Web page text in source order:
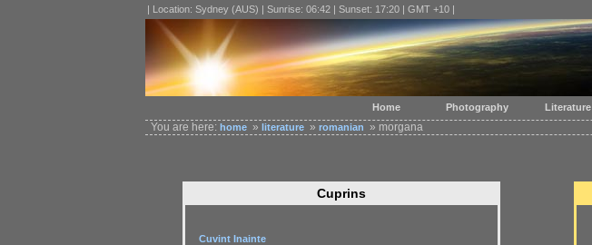
| Location: Sydney (AUS) | Sunrise: 06:42 | Sunset: 17:20 | GMT +10 |
You are here: home » literature » romanian » morgana
Cuprins
Cuvint Inainte
Home Photography Literature